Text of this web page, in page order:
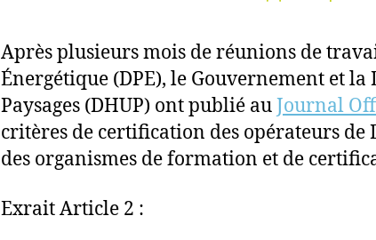
Après plusieurs mois de réunions de
Énergétique (DPE), le Gouvernement et
Paysages (DHUP) ont publié auJournal
critères de certification des opérateurs de
des organismes de formation et de
Exrait Article 2 :